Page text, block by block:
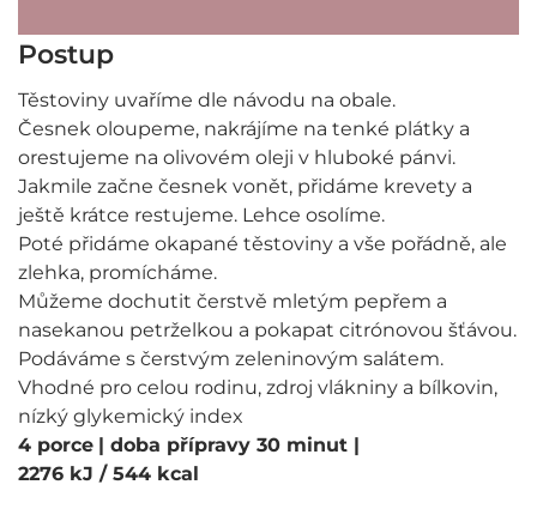
Postup
Těstoviny uvaříme dle návodu na obale.
Česnek oloupeme, nakrájíme na tenké plátky a
orestujeme na olivovém oleji v hluboké pánvi.
Jakmile začne česnek vonět, přidáme krevety a
ještě krátce restujeme. Lehce osolíme.
Poté přidáme okapané těstoviny a vše pořádně, ale
zlehka, promícháme.
Můžeme dochutit čerstvě mletým pepřem a
nasekanou petrželkou a pokapat citrónovou šťávou.
Podáváme s čerstvým zeleninovým salátem.
Vhodné pro celou rodinu, zdroj vlákniny a bílkovin,
nízký glykemický index
4 porce | doba přípravy 30 minut |
2276 kJ / 544 kcal